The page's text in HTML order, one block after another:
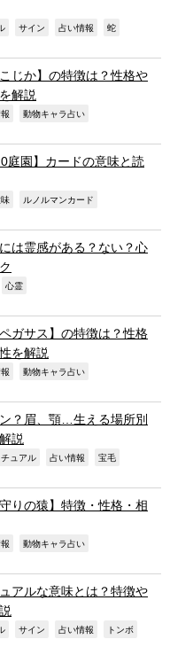
サイン 占い情報 蛇
じか】の特徴は？性格や
解説
動物キャラ占い
庭園】カードの意味と読
ルノルマンカード
は霊感がある？ない？心
心霊
ガサス】の特徴は？性格
を解説
動物キャラ占い
？眉、顎…生える場所別
説
ュアル 占い情報 宝毛
りの猿】特徴・性格・相
動物キャラ占い
アルな意味とは？特徴や
サイン 占い情報 トンボ